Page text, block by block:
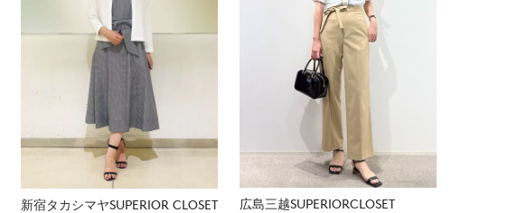
新宿タカシマヤSUPERIOR CLOSET 広島三越SUPERIORCLOSET